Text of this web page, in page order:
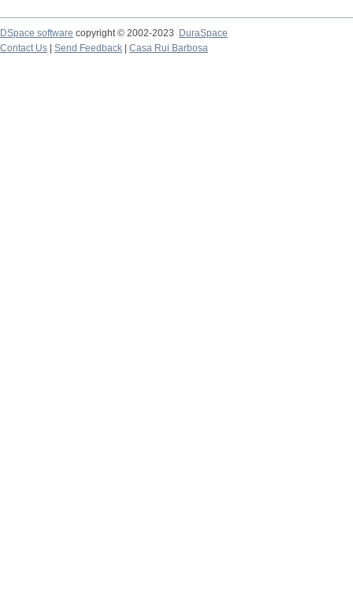
DSpace software copyright © 2002-2023
DuraSpace
Contact Us
Send Feedback Casa Rui Barbosa